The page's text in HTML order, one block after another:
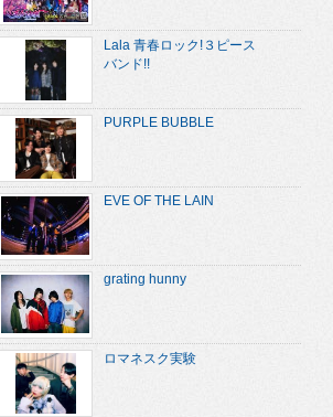
Lala 青春ロック!３ピース
バンド!!
PURPLE BUBBLE
EVE OF THE LAIN
grating hunny
ロマネスク実験